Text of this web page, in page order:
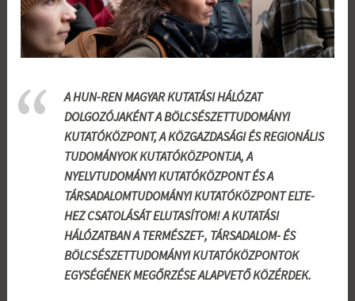
A HUN-REN MAGYAR KUTATÁSI HÁLÓZAT
DOLGOZÓJAKÉNT A BÖLCSÉSZETTUDOMÁNYI
KUTATÓKÖZPONT, A KÖZGAZDASÁGI ÉS REGIONÁLIS
TUDOMÁNYOK KUTATÓKÖZPONTJA, A
NYELVTUDOMÁNYI KUTATÓKÖZPONT ÉS A
TÁRSADALOMTUDOMÁNYI KUTATÓKÖZPONT ELTE-
HEZ CSATOLÁSÁT ELUTASÍTOM! A KUTATÁSI
HÁLÓZATBAN A TERMÉSZET-, TÁRSADALOM- ÉS
BÖLCSÉSZETTUDOMÁNYI KUTATÓKÖZPONTOK
EGYSÉGÉNEK MEGŐRZÉSE ALAPVETŐ KÖZÉRDEK.